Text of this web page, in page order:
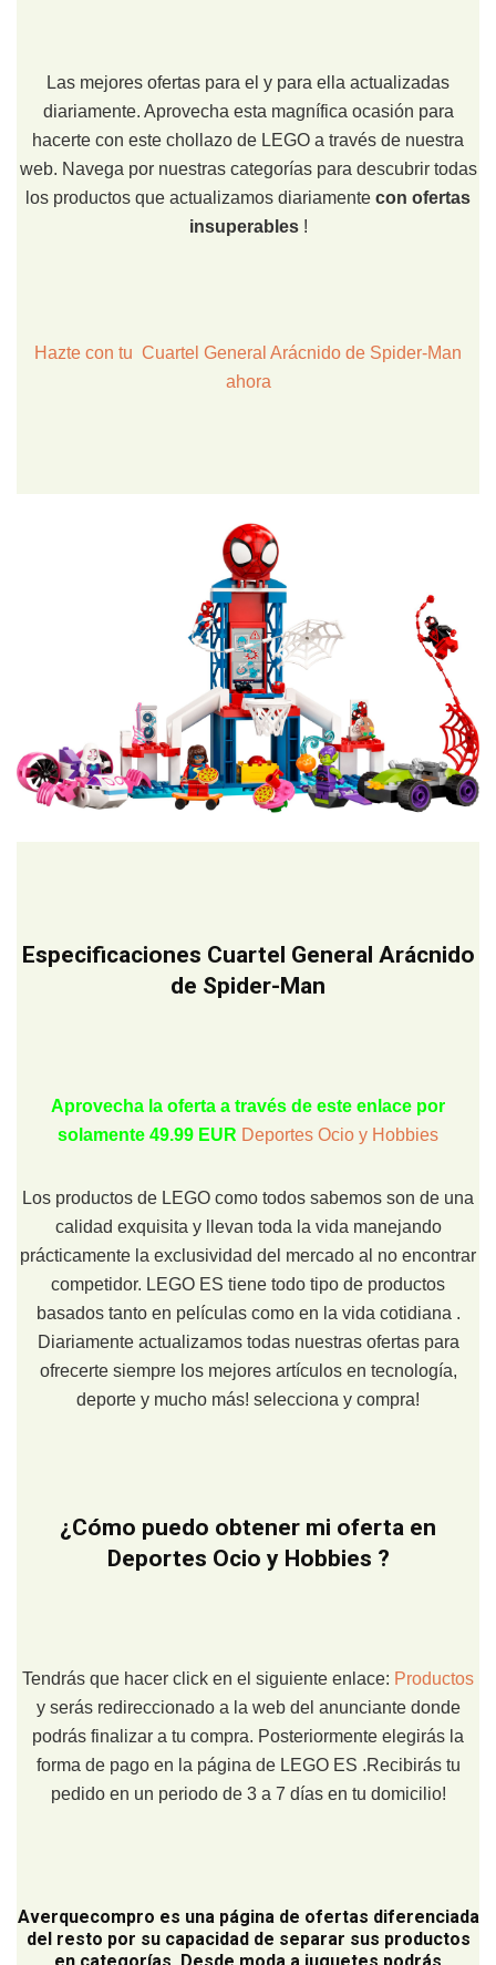
Las mejores ofertas para el y para ella actualizadas
diariamente. Aprovecha esta magnífica ocasión para
hacerte con este chollazo de LEGO a través de nuestra
web. Navega por nuestras categorías para descubrir todas
los productos que actualizamos diariamente con ofertas
insuperables!
Hazte con tu Cuartel General Arácnido de Spider-Man
ahora
Especificaciones Cuartel General Arácnido
de Spider-Man
Aprovecha la oferta a través de este enlace por
solamente 49.99 EUR Deportes Ocio y Hobbies
Los productos de LEGO como todos sabemos son de una
calidad exquisita y llevan toda la vida manejando
prácticamente la exclusividad del mercado al no encontrar
competidor. LEGO ES tiene todo tipo de productos
basados tanto en películas como en la vida cotidiana .
Diariamente actualizamos todas nuestras ofertas para
ofrecerte siempre los mejores artículos en tecnología,
deporte y mucho más! selecciona y compra!
¿Cómo puedo obtener mi oferta en
Deportes Ocio y Hobbies ?
Tendrás que hacer click en el siguiente enlace: Productos
y serás redireccionado a la web del anunciante donde
podrás finalizar a tu compra. Posteriormente elegirás la
forma de pago en la página de LEGO ES .Recibirás tu
pedido en un periodo de 3 a 7 días en tu domicilio!
Averquecompro es una página de ofertas diferenciada
del resto por su capacidad de separar sus productos
en categorías. Desde moda a juguetes podrás